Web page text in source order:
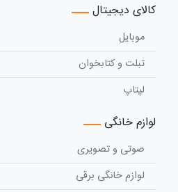
کالای دیجیتال
موبایل
تبلت و کتابخوان
لپتاپ
لوازم خانگی
صوتی و تصویری
لوازم خانگی برقی